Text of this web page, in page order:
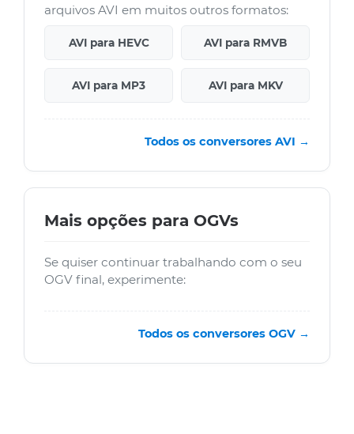
arquivos AVI em muitos outros formatos:
AVI para HEVC AVI para RMVB
AVI para MP3 AVI para MKV
Todos os conversores AVI →
Mais opções para OGVs
Se quiser continuar trabalhando com o seu
OGV final, experimente:
Todos os conversores OGV →